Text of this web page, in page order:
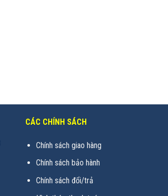
CÁC CHÍNH SÁCH
Chính sách giao hàng
Chính sách bảo hành
Chính sách đổi/trả